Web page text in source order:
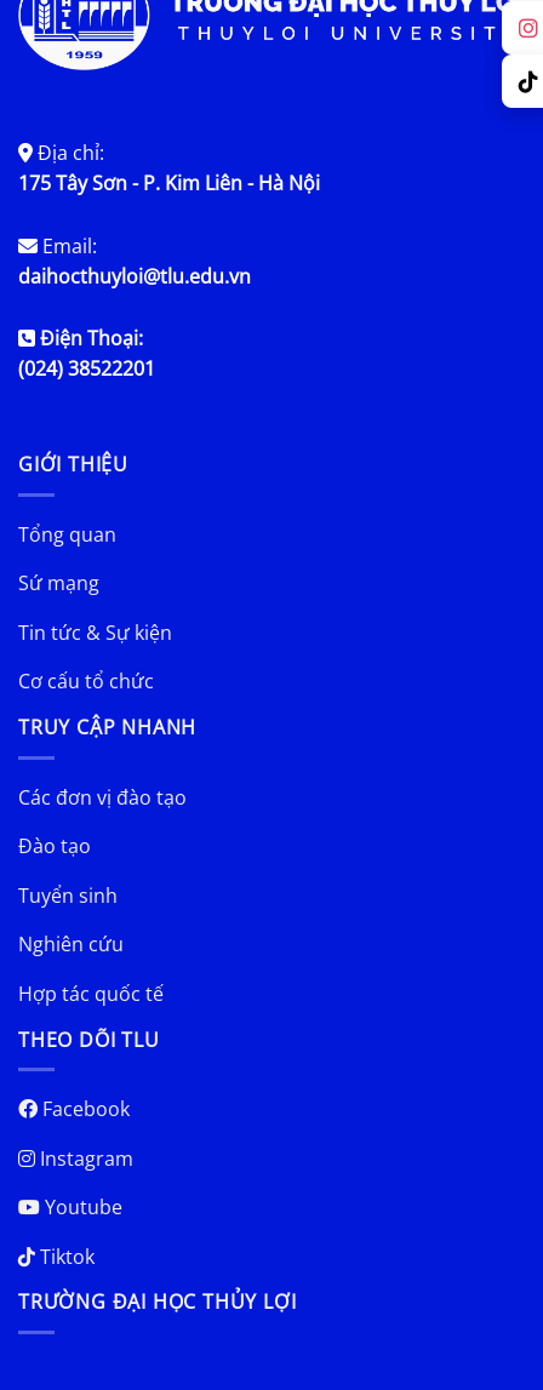
Địa chỉ:
175 Tây Sơn - P. Kim Liên - Hà Nội
Email:
daihocthuyloi@tlu.edu.vn
Điện Thoại:
(024) 38522201
GIỚI THIỆU
Tổng quan
Sứ mạng
Tin tức & Sự kiện
Cơ cấu tổ chức
TRUY CẬP NHANH
Các đơn vị đào tạo
Đào tạo
Tuyển sinh
Nghiên cứu
Hợp tác quốc tế
THEO DÕI TLU
Facebook
Instagram
Youtube
Tiktok
TRƯỜNG ĐẠI HỌC THỦY LỢI